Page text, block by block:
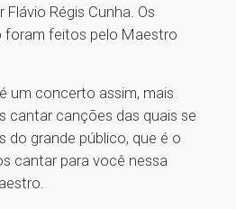
Régis Cunha. Os
foram feitos pelo Maestro
um concerto assim, mais
cantar canções das quais se
do grande público, que é o
cantar para você nessa